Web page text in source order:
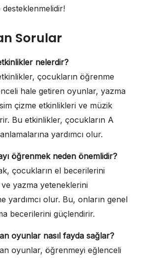
desteklenmelidir!
Sorular
nelerdir?
çocukların öğrenme
hale getiren oyunlar, yazma
çizme etkinlikleri ve müzik
Bu etkinlikler, çocukların A
yardımcı olur.
öğrenmek neden önemlidir?
çocukların el becerilerini
yazma yeteneklerini
yardımcı olur. Bu, onların genel
becerilerini güçlendirir.
oyunlar nasıl fayda sağlar?
oyunlar, öğrenmeyi eğlenceli